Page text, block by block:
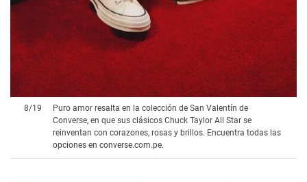
8/19
Puro amor resalta en la colección de San Valentín de
Converse, en que sus clásicos Chuck Taylor All Star se
reinventan con corazones, rosas y brillos. Encuentra todas las
opciones en converse.com.pe.